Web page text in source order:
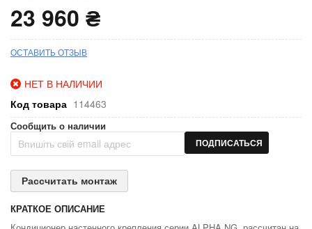
23 960 ₴
ОСТАВИТЬ ОТЗЫВ
НЕТ В НАЛИЧИИ
Код товара 114463
Сообщить о наличии
ПОДПИСАТЬСЯ
Рассчитать монтаж
КРАТКОЕ ОПИСАНИЕ